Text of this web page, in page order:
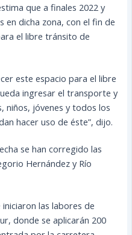
que a finales 2022 y
en dicha zona, con el fin de
el libre tránsito de
este espacio para el libre
ingresar el transporte y
niños, jóvenes y todos los
hacer uso de éste”, dijo.
se han corregido las
Hernández y Río
las labores de
donde se aplicarán 200